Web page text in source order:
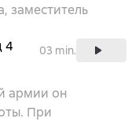
заместитель
4
03 min.
армии он
При